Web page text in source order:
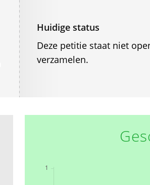
Huidige status
Deze petitie staat niet
verzamelen.